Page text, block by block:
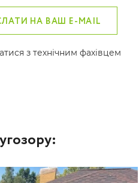
НА ВАШ E-MAIL
з технічним фахівцем